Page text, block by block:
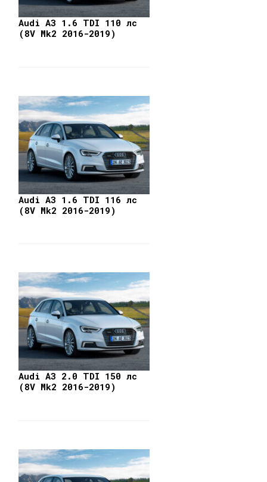
Audi A3 1.6 TDI 110 лс
(8V Mk2 2016-2019)
Audi A3 1.6 TDI 116 лс
(8V Mk2 2016-2019)
Audi A3 2.0 TDI 150 лс
(8V Mk2 2016-2019)